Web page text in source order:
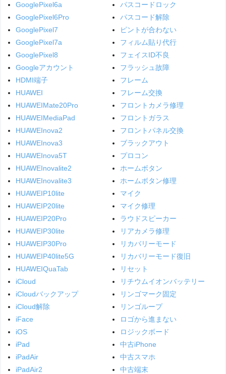
GooglePixel6a
GooglePixel6Pro
GooglePixel7
GooglePixel7a
GooglePixel8
Googleアカウント
HDMI端子
HUAWEI
HUAWEIMate20Pro
HUAWEIMediaPad
HUAWEInova2
HUAWEInova3
HUAWEInova5T
HUAWEInovalite2
HUAWEInovalite3
HUAWEIP10lite
HUAWEIP20lite
HUAWEIP20Pro
HUAWEIP30lite
HUAWEIP30Pro
HUAWEIP40lite5G
HUAWEIQuaTab
iCloud
iCloudバックアップ
iCloud解除
iFace
iOS
iPad
iPadAir
iPadAir2
パスコードロック
パスコード解除
ピントが合わない
フィルム貼り代行
フェイスID不良
フラッシュ故障
フレーム
フレーム交換
フロントカメラ修理
フロントガラス
フロントパネル交換
ブラックアウト
プロコン
ホームボタン
ホームボタン修理
マイク
マイク修理
ラウドスピーカー
リアカメラ修理
リカバリーモード
リカバリーモード復旧
リセット
リチウムイオンバッテリー
リンゴマーク固定
リンゴループ
ロゴから進まない
ロジックボード
中古iPhone
中古スマホ
中古端末